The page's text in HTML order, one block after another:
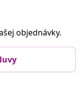
objednávky.